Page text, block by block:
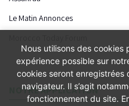
Le Matin Annonces
NOTRE APPLICATION
Nous utilisons des cookies
expérience possible sur
cookies seront enregistrées
navigateur. Il s’agit
fonctionnement du site.